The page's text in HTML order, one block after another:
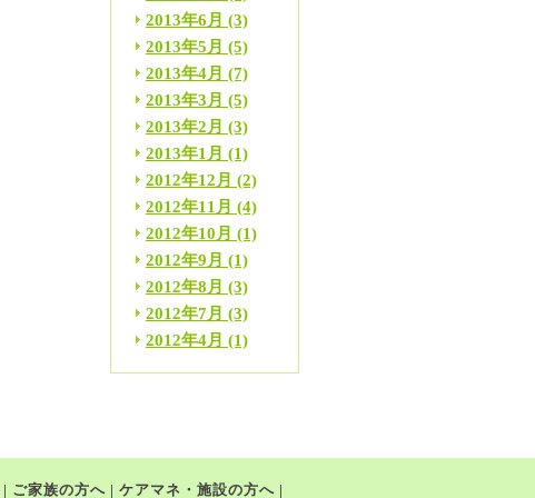
2013年6月 (3)
2013年5月 (5)
2013年4月 (7)
2013年3月 (5)
2013年2月 (3)
2013年1月 (1)
2012年12月 (2)
2012年11月 (4)
2012年10月 (1)
2012年9月 (1)
2012年8月 (3)
2012年7月 (3)
2012年4月 (1)
| ご家族の方へ | ケアマネ・施設の方へ |